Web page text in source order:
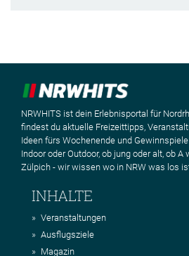
NRWHITS ist dein Erlebnisportal für
findest du aktuelle Freizeittipps,
Ideen fürs Wochenende und
Indoor oder Outdoor, ob jung oder alt, ob
Zülpich - wir wissen wo in NRW was los
INHALTE
Veranstaltungen
Ausflugsziele
Magazin